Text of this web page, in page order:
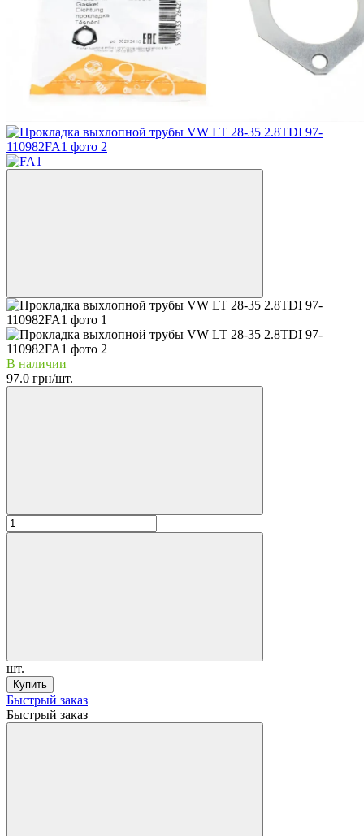
В наличии
97.0 грн/шт.
шт.
Купить
Быстрый заказ
Быстрый заказ